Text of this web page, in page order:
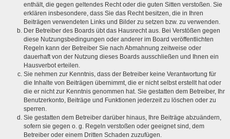
enthält, die gegen geltendes Recht oder die guten Sitten verstoßen. Sie
erklären insbesondere, dass Sie das Recht besitzen, die in Ihren
Beiträgen verwendeten Links und Bilder zu setzen bzw. zu verwenden.
Der Betreiber des Boards übt das Hausrecht aus. Bei Verstößen gegen
diese Nutzungsbedingungen oder anderer im Board veröffentlichten
Regeln kann der Betreiber Sie nach Abmahnung zeitweise oder
dauerhaft von der Nutzung dieses Boards ausschließen und Ihnen ein
Hausverbot erteilen.
Sie nehmen zur Kenntnis, dass der Betreiber keine Verantwortung für
die Inhalte von Beiträgen übernimmt, die er nicht selbst erstellt hat oder
die er nicht zur Kenntnis genommen hat. Sie gestatten dem Betreiber, Ihr
Benutzerkonto, Beiträge und Funktionen jederzeit zu löschen oder zu
sperren.
Sie gestatten dem Betreiber darüber hinaus, Ihre Beiträge abzuändern,
sofern sie gegen o. g. Regeln verstoßen oder geeignet sind, dem
Betreiber oder einem Dritten Schaden zuzufügen.